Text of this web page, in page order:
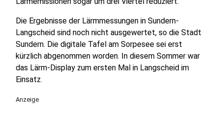
Die Ergebnisse der Lärmmessungen in Sundern-
Langscheid sind noch nicht ausgewertet, so die Stadt
Sundern. Die digitale Tafel am Sorpesee sei erst
kürzlich abgenommen worden. In diesem Sommer war
das Lärm-Display zum ersten Mal in Langscheid im
Einsatz.
Anzeige